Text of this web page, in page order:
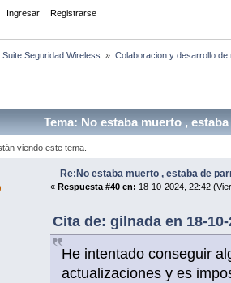
Ingresar Registrarse
Suite Seguridad Wireless » Colaboracion y desarrollo de
Tema: No estaba muerto ,
viendo este tema.
Re:No estaba muerto , estaba de
« Respuesta #40 en: 18-10-2024, 22:42
Cita de: gilnada en 18-
He intentado conseguir
actualizaciones y es